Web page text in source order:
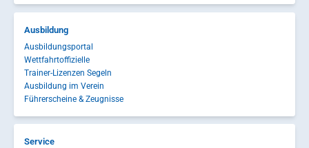
Ausbildung
Ausbildungsportal
Wettfahrtoffizielle
Trainer-Lizenzen Segeln
Ausbildung im Verein
Führerscheine & Zeugnisse
Service